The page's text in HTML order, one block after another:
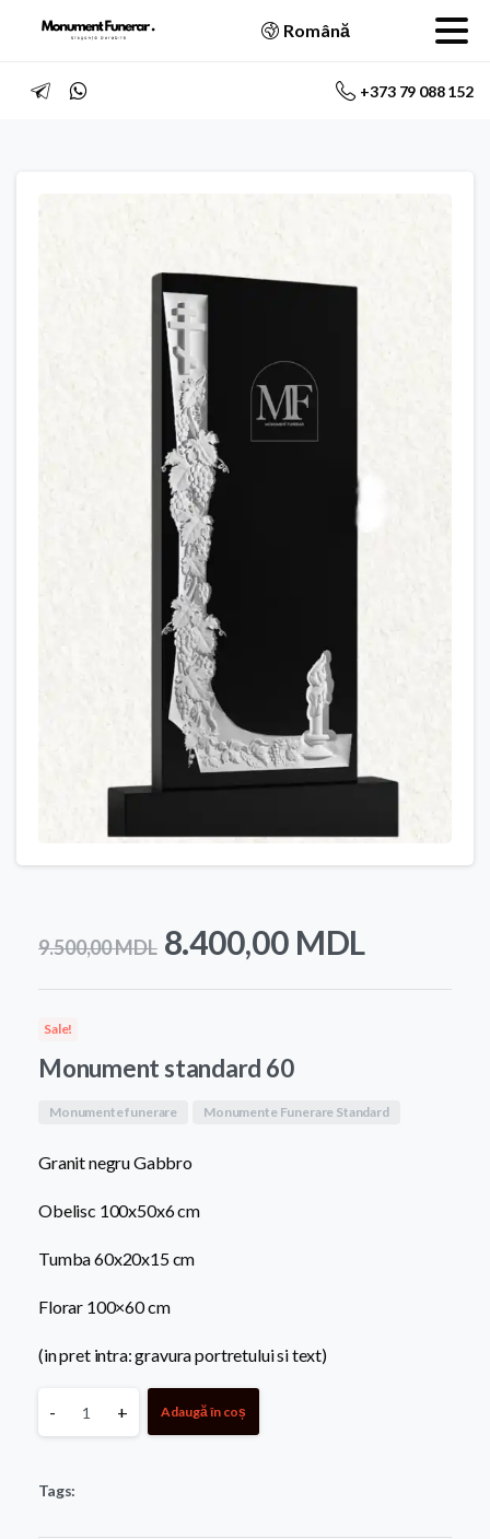
Română
+373 79 088 152
9.500,00MDL Prețul
inițial
fost:
9.500,00 MDL.
8.400,00 MDL
curent
Sale!
Monument standard 60
Monumente funerare Monumente Funerare Standard
Granit negru Gabbro
Obelisc 100x50x6 cm
Tumba 60x20x15 cm
Florar 100×60 cm
(in pret intra: gravura portretului si text)
Monument
60
- + Adaugă în coș
Tags: